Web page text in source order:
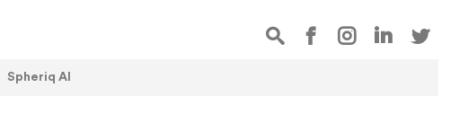
Spheriq AI